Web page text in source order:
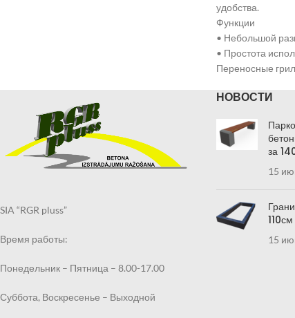
удобства.
Функции
• Небольшой
• Простота
Переносные
SIA “RGR pluss”
Время работы:
Понедельник – Пятница – 8.00-17.00
Суббота, Воскресенье – Выходной
НОВОСТИ
за
15
15